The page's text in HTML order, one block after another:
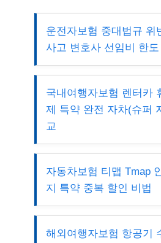
운전자보험 중대법규 위
사고 변호사 선임비 한
국내여행자보험 렌터카
제 특약 완전 자차(슈퍼
교
자동차보험 티맵 Tmap
지 특약 중복 할인 비법
해외여행자보험 항공기